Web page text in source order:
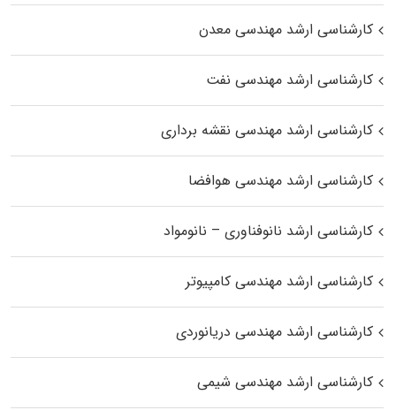
کارشناسی ارشد مهندسی معدن
کارشناسی ارشد مهندسی نفت
کارشناسی ارشد مهندسی نقشه برداری
کارشناسی ارشد مهندسی هوافضا
کارشناسی ارشد نانوفناوری – نانومواد
کارشناسی ارشد مهندسی کامپیوتر
کارشناسی ارشد مهندسی دریانوردی
کارشناسی ارشد مهندسی شیمی